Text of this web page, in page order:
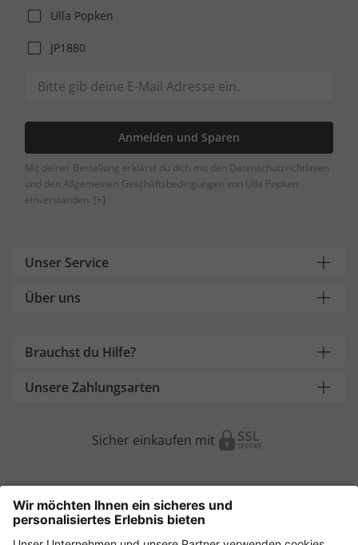
Ulla Popken
JP1880
Anmelden und Sparen
Mit deiner Bestellung erklärst du dich mit den Datenschutzrichtlinien
und den Allgemeinen Geschäftsbedingungen von Ulla Popken
einverstanden. [+]
Unser Service
Über uns
Brauchst du Hilfe?
Unsere Zahlungsarten
Sicher einkaufen mit
Weitere Onlineshops